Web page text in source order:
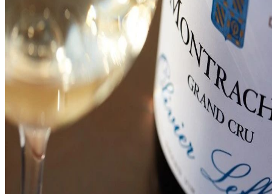
年份
酒具周边
投资收藏
留学教育
名庄
品鉴专栏
美食
基础知识
品种
年份
酒具周边
投资收藏